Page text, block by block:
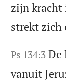
zijn kracht
strekt zich
Ps 134:3 De
vanuit